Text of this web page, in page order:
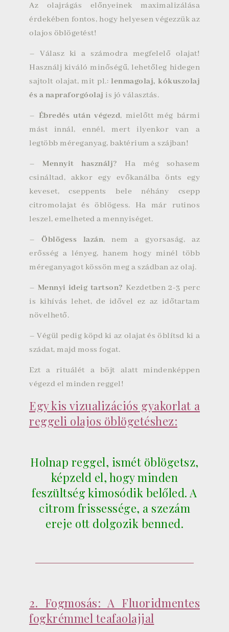
Az olajrágás előnyeinek maximalizálása
érdekében fontos, hogy helyesen végezzük az
olajos öblögetést!
– Válasz ki a számodra megfelelő olajat!
Használj kiváló minőségű, lehetőleg hidegen
sajtolt olajat, mit pl.:lenmagolaj, kókuszolaj
és a napraforgóolaj is jó választás.
– Ébredés után végezd, mielőtt még bármi
mást innál, ennél, mert ilyenkor van a
legtöbb méreganyag, baktérium a szájban!
– Mennyit használj? Ha még sohasem
csináltad, akkor egy evőkanálba önts egy
keveset, cseppents bele néhány csepp
citromolajat és öblögess. Ha már rutinos
leszel, emelheted a mennyiséget.
–Öblögess lazán, nem a gyorsaság, az
erősség a lényeg, hanem hogy minél több
méreganyagot kössön meg a szádban az olaj.
– Mennyi ideig tartson? Kezdetben 2-3 perc
is kihívás lehet, de idővel ez az időtartam
növelhető.
– Végül pedig köpd ki az olajat és öblítsd ki a
szádat, majd moss fogat.
Ezt a rituálét a böjt alatt mindenképpen
végezd el minden reggel!
Egy kis vizualizációs gyakorlat a
reggeli olajos öblögetéshez:
Holnap reggel, ismét öblögetsz,
képzeld el, hogy minden
feszültség kimosódik belőled. A
citrom frissessége, a szezám
ereje ott dolgozik benned.
2. Fogmosás: A Fluoridmentes
fogkrémmel teafaolajjal